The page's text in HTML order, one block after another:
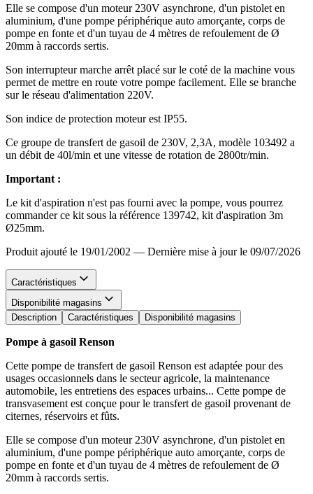
Elle se compose d'un moteur 230V asynchrone, d'un pistolet en
aluminium, d'une pompe périphérique auto amorçante, corps de
pompe en fonte et d'un tuyau de 4 mètres de refoulement de Ø
20mm à raccords sertis.
Son interrupteur marche arrêt placé sur le coté de la machine vous
permet de mettre en route votre pompe facilement. Elle se branche
sur le réseau d'alimentation 220V.
Son indice de protection moteur est IP55.
Ce groupe de transfert de gasoil de 230V, 2,3A, modèle 103492 a
un débit de 40l/min et une vitesse de rotation de 2800tr/min.
Important :
Le kit d'aspiration n'est pas fourni avec la pompe, vous pourrez
commander ce kit sous la référence 139742, kit d'aspiration 3m
Ø25mm.
Produit ajouté le 19/01/2002 — Dernière mise à jour le 09/07/2026
Caractéristiques
Disponibilité magasins
Description
Caractéristiques Disponibilité magasins
Pompe à gasoil Renson
Cette pompe de transfert de gasoil Renson est adaptée pour des
usages occasionnels dans le secteur agricole, la maintenance
automobile, les entretiens des espaces urbains... Cette pompe de
transvasement est conçue pour le transfert de gasoil provenant de
citernes, réservoirs et fûts.
Elle se compose d'un moteur 230V asynchrone, d'un pistolet en
aluminium, d'une pompe périphérique auto amorçante, corps de
pompe en fonte et d'un tuyau de 4 mètres de refoulement de Ø
20mm à raccords sertis.